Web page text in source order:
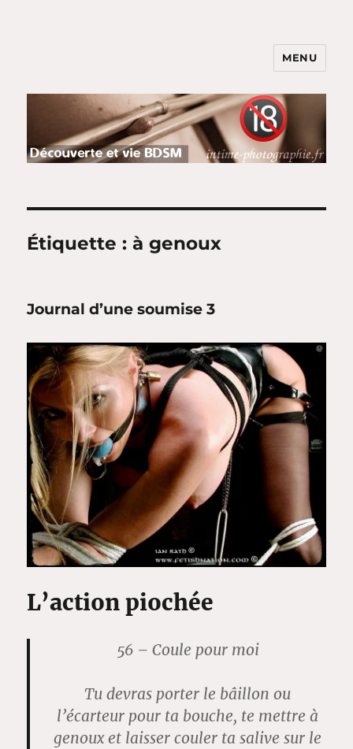
BDSM et Shibari pour Couples
Parents : Jeux & Soumission
MENU
Étiquette :à genoux
Journal d’une soumise 3
L’action piochée
56 – Coule pour moi
Tu devras porter le bâillon ou
l’écarteur pour ta bouche, te mettre à
genoux et laisser couler ta salive sur le